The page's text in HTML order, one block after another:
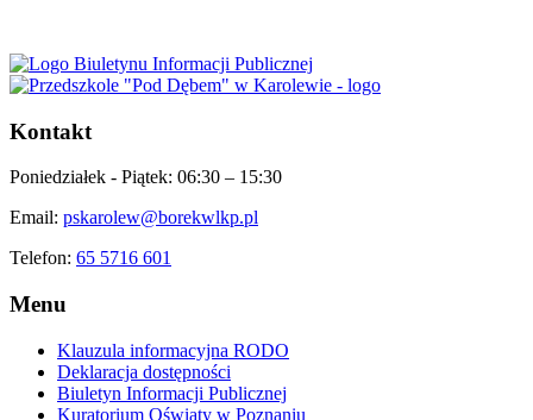
Kontakt
Poniedziałek - Piątek: 06:30 – 15:30
Email: pskarolew@borekwlkp.pl
Telefon: 65 5716 601
Menu
Klauzula informacyjna RODO
Deklaracja dostępności
Biuletyn Informacji Publicznej
Kuratorium Oświaty w Poznaniu